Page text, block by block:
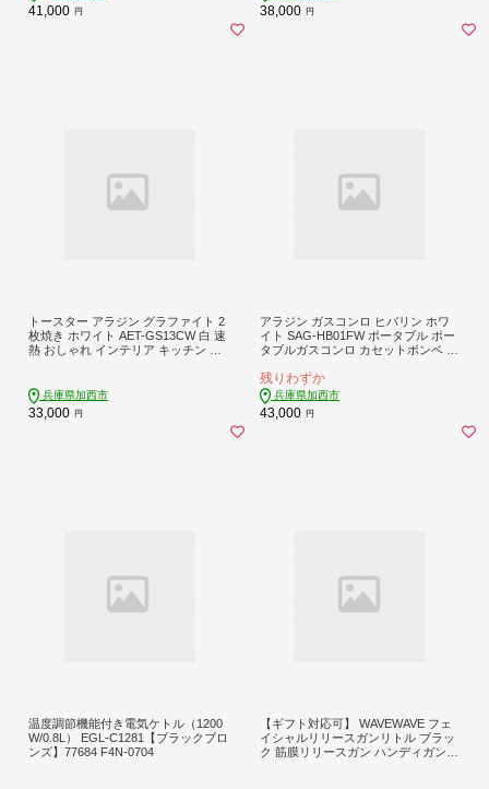
41,000 円 38,000 円
トースター アラジン グラファイト 2
枚焼き ホワイト AET-GS13CW 白 速
熱 おしゃれ インテリア キッチン 家
速暖 パン焼き タイマー付き 温め
兵庫県加西市
33,000 円
アラジン ガスコンロ ヒバリン ホワ
イト SAG-HB01FW ポータブル ポー
タブルガスコンロ カセットボンベ ア
庫 加西市 調理 家電 インテリア 卓上
ガスグリル 持ち運び 遠赤グラファイ
ト
残りわずか
兵庫県加西市
43,000 円
温度調節機能付き電気ケトル（1200
W/0.8L） EGL-C1281【ブラックブロ
ンズ】77684 F4N-0704
【ギフト対応可】 WAVEWAVE フェ
イシャルリリースガンリトル ブラッ
ク 筋膜リリースガン ハンディガン